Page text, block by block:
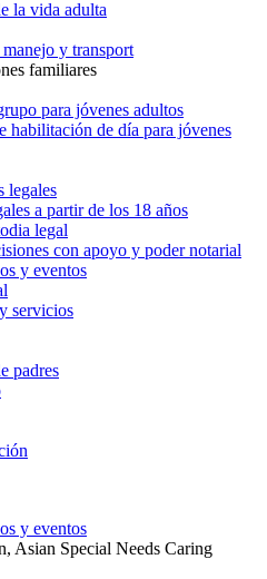
la vida adulta
y transport
familiares
para jóvenes adultos
habilitación de día para jóvenes
legales
a partir de los 18 años
legal
con apoyo y poder notarial
y eventos
servicios
padres
y eventos
Asian Special Needs Caring